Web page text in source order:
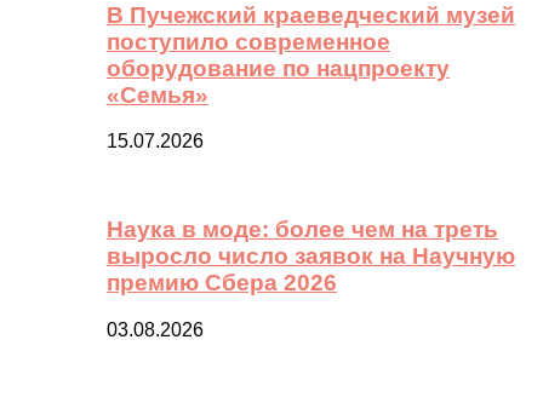
В Пучежский краеведческий музей
поступило современное
оборудование по нацпроекту
«Семья»
15.07.2026
Наука в моде: более чем на треть
выросло число заявок на Научную
премию Сбера 2026
03.08.2026